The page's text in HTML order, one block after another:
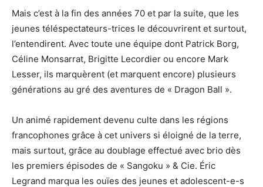
Mais c’est à la fin des années 70 et par la suite, que les
jeunes téléspectateurs-trices le découvrirent et surtout,
l’entendirent. Avec toute une équipe dont Patrick Borg,
Céline Monsarrat, Brigitte Lecordier ou encore Mark
Lesser, ils marquèrent (et marquent encore) plusieurs
générations au gré des aventures de « Dragon Ball ».
Un animé rapidement devenu culte dans les régions
francophones grâce à cet univers si éloigné de la terre,
mais surtout, grâce au doublage effectué avec brio dès
les premiers épisodes de « Sangoku » & Cie. Éric
Legrand marqua les ouïes des jeunes et adolescent-e-s